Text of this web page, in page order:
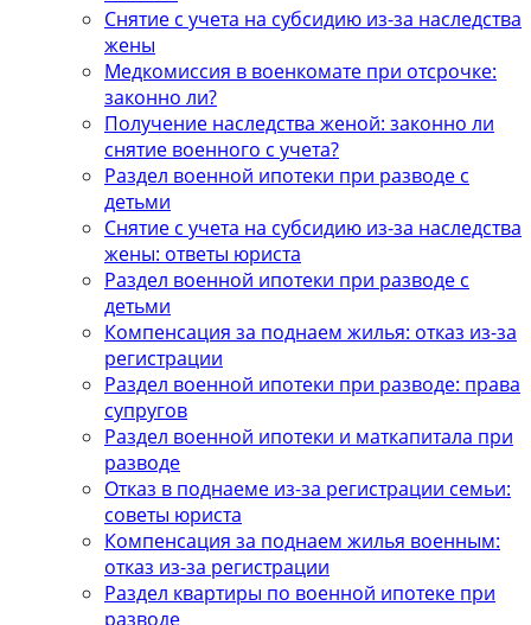
Снятие с учета на субсидию из-за наследства
жены
Медкомиссия в военкомате при отсрочке:
законно ли?
Получение наследства женой: законно ли
снятие военного с учета?
Раздел военной ипотеки при разводе с
детьми
Снятие с учета на субсидию из-за наследства
жены: ответы юриста
Раздел военной ипотеки при разводе с
детьми
Компенсация за поднаем жилья: отказ из-за
регистрации
Раздел военной ипотеки при разводе: права
супругов
Раздел военной ипотеки и маткапитала при
разводе
Отказ в поднаеме из-за регистрации семьи:
советы юриста
Компенсация за поднаем жилья военным:
отказ из-за регистрации
Раздел квартиры по военной ипотеке при
разводе